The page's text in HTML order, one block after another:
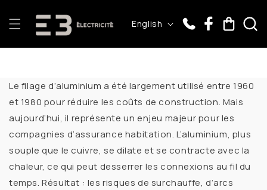
content
n
u
a
g
e
English Cart
Le filage d’aluminium a été largement utilisé entre 1960
et 1980 pour réduire les coûts de construction. Mais
aujourd’hui, il représente unenjeu majeur pour les
compagnies d’assurance habitation. L’aluminium, plus
souple que le cuivre, se dilate et se contracte avec la
chaleur, ce qui peut desserrer les connexions au fil du
temps. Résultat : les risques de surchauffe, d’arcs